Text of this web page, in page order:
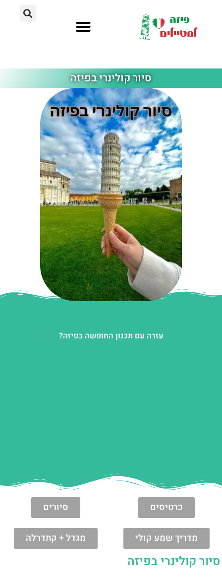
סיור קולינרי בפיזה
עזרה עם תכנון החופשה בפיזה?
כרטיסים סיורים
מדריך שמע קולי מגדל + קתדרלה
סיור קולינרי בפיזה